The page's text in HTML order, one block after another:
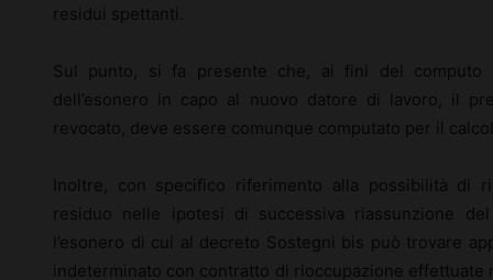
residui spettanti.
Sul punto, si fa presente che, ai fini del
dell’esonero in capo al nuovo datore di lavoro, il
revocato, deve essere comunque computato per il
Inoltre, con specifico riferimento alla possibilità di
residuo nelle ipotesi di successiva riassunzione
l’esonero di cui al decreto Sostegni bis può trovare
indeterminato con contratto di rioccupazione effettuate